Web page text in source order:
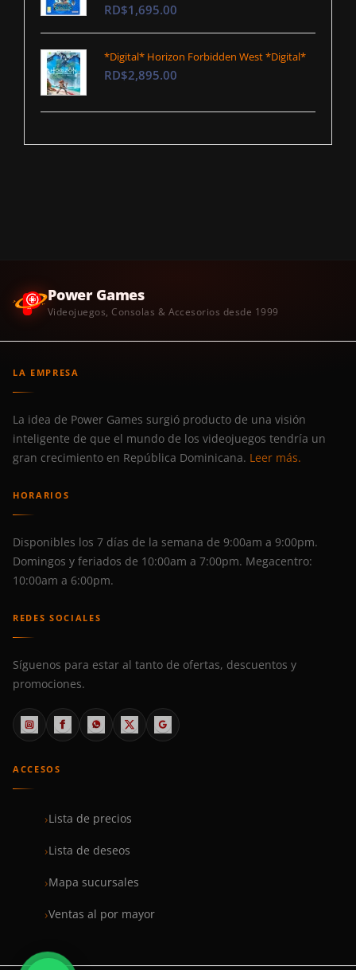
RD$1,695.00
*Digital* Horizon Forbidden West *Digital*
RD$2,895.00
Power Games
Videojuegos, Consolas & Accesorios desde 1999
LA EMPRESA
La idea de Power Games surgió producto de una visión
inteligente de que el mundo de los videojuegos tendría un
gran crecimiento en República Dominicana. Leer más.
HORARIOS
Disponibles los 7 días de la semana de 9:00am a 9:00pm.
Domingos y feriados de 10:00am a 7:00pm. Megacentro:
10:00am a 6:00pm.
REDES SOCIALES
Síguenos para estar al tanto de ofertas, descuentos y
promociones.
ACCESOS
Lista de precios
Lista de deseos
Mapa sucursales
Ventas al por mayor